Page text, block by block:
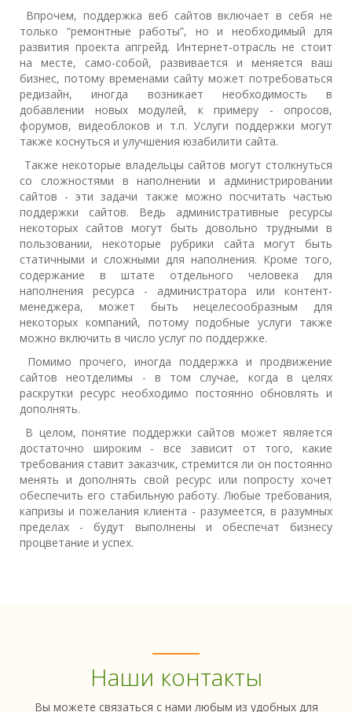
Впрочем, поддержка веб сайтов включает в себя не
только “ремонтные работы”, но и необходимый для
развития проекта апгрейд. Интернет-отрасль не стоит
на месте, само-собой, развивается и меняется ваш
бизнес, потому временами сайту может потребоваться
редизайн, иногда возникает необходимость в
добавлении новых модулей, к примеру - опросов,
форумов, видеоблоков и т.п. Услуги поддержки могут
также коснуться и улучшения юзабилити сайта.
Также некоторые владельцы сайтов могут столкнуться
со сложностями в наполнении и администрировании
сайтов - эти задачи также можно посчитать частью
поддержки сайтов. Ведь административные ресурсы
некоторых сайтов могут быть довольно трудными в
пользовании, некоторые рубрики сайта могут быть
статичными и сложными для наполнения. Кроме того,
содержание в штате отдельного человека для
наполнения ресурса - администратора или контент-
менеджера, может быть нецелесообразным для
некоторых компаний, потому подобные услуги также
можно включить в число услуг по поддержке.
Помимо прочего, иногда поддержка и продвижение
сайтов неотделимы - в том случае, когда в целях
раскрутки ресурс необходимо постоянно обновлять и
дополнять.
В целом, понятие поддержки сайтов может является
достаточно широким - все зависит от того, какие
требования ставит заказчик, стремится ли он постоянно
менять и дополнять свой ресурс или попросту хочет
обеспечить его стабильную работу. Любые требования,
капризы и пожелания клиента - разумеется, в разумных
пределах - будут выполнены и обеспечат бизнесу
процветание и успех.
Наши контакты
Вы можете связаться с нами любым из удобных для